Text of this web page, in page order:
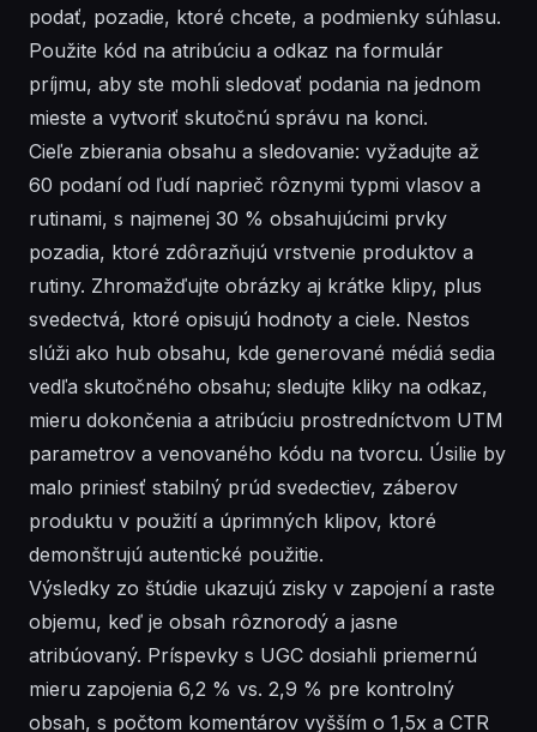
podať, pozadie, ktoré chcete, a podmienky súhlasu.
Použite kód na atribúciu a odkaz na formulár
príjmu, aby ste mohli sledovať podania na jednom
mieste a vytvoriť skutočnú správu na konci.
Cieľe zbierania obsahu a sledovanie: vyžadujte až
60 podaní od ľudí naprieč rôznymi typmi vlasov a
rutinami, s najmenej 30 % obsahujúcimi prvky
pozadia, ktoré zdôrazňujú vrstvenie produktov a
rutiny. Zhromažďujte obrázky aj krátke klipy, plus
svedectvá, ktoré opisujú hodnoty a ciele. Nestos
slúži ako hub obsahu, kde generované médiá sedia
vedľa skutočného obsahu; sledujte kliky na odkaz,
mieru dokončenia a atribúciu prostredníctvom UTM
parametrov a venovaného kódu na tvorcu. Úsilie by
malo priniesť stabilný prúd svedectiev, záberov
produktu v použití a úprimných klipov, ktoré
demonštrujú autentické použitie.
Výsledky zo štúdie ukazujú zisky v zapojení a raste
objemu, keď je obsah rôznorodý a jasne
atribúovaný. Príspevky s UGC dosiahli priemernú
mieru zapojenia 6,2 % vs. 2,9 % pre kontrolný
obsah, s počtom komentárov vyšším o 1,5x a CTR